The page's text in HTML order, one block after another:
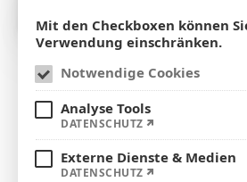
Manfred
Internet-Tipps für
Unternehmen
Mit den Checkboxen können
Verwendung einschränken.
Notwendige Cookies
Analyse Tools
DATENSCHUTZ
Externe Dienste & Medien
DATENSCHUTZ